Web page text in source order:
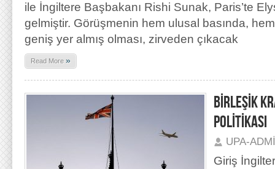
ile İngiltere Başbakanı Rishi Sunak, Paris’te
gelmiştir. Görüşmenin hem ulusal basında,
geniş yer almış olması, zirveden çıkacak
Read More »
BİRLEŞİK
POLİTİKASI
UPA-
Giriş